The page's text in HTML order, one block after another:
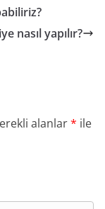
nasıl yapılır?
alanlar* ile